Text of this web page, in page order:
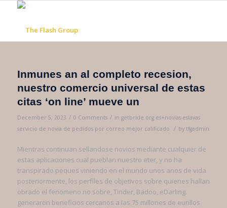
Inmunes an al completo recesion,
nuestro comercio universal de estas
citas ‘on line’ mueve un
December 5, 2023 / 0 Comments / in getbride.org es+novias-eslavas
servicio de novia de pedidos por correo mejor calificado
/ by tfgadmin
Mientras continuan sellandose novios mediante cualquier de
estas aplicaciones cual pueblan nuestro eter, y no ha
transpirado peques viniendo en el mundo unos anos de vida
posteriormente, los perfiles de objetivos sobre quienes hallan
obrado el fenomeno no sobre, Tinder, Badoo, eDarling.
generaron beneficios cercanos a las 75 millones de eurillos